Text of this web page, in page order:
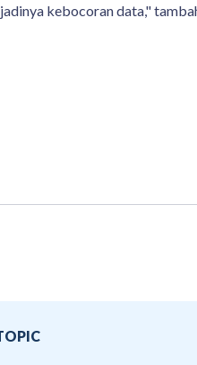
kebocoran data,"